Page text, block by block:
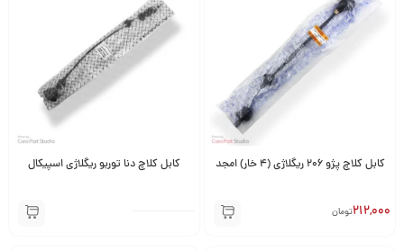
کابل کلاچ پژو 206 ریگلاژی (4 خار) امجد
212,000تومان
کابل کلاچ دنا توربو ریگلاژی اسپیکال